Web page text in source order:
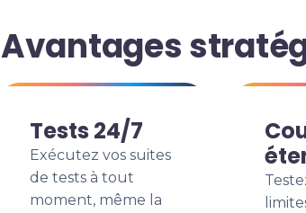
Avantages
Tests 24/7
Exécutez vos suites
de tests à tout
moment, même la